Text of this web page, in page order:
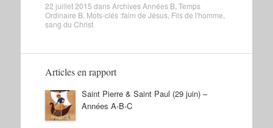
22 juillet 2015 dansArchives Années B, Temps
Ordinaire B. Mots-clés :faim de Jésus, Fils de l'homme
sang du Christ
Articles en rapport
Saint Pierre & Saint Paul (29 juin) –
Années A-B-C